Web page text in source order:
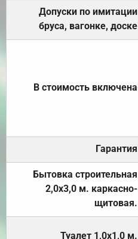
Допуски по имитации
бруса, вагонке, доске
В стоимость включена
Гарантия
Бытовка строительная
2,0х3,0 м. каркасно-
щитовая.
Туалет 1,0х1,0 м.